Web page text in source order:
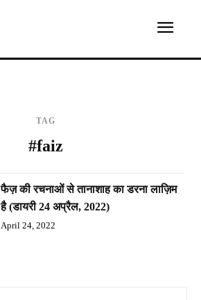
TAG
#faiz
फैज़ की रचनाओं से तानाशाह का डरना लाज़िम
है (डायरी 24 अप्रैल, 2022)
April 24, 2022